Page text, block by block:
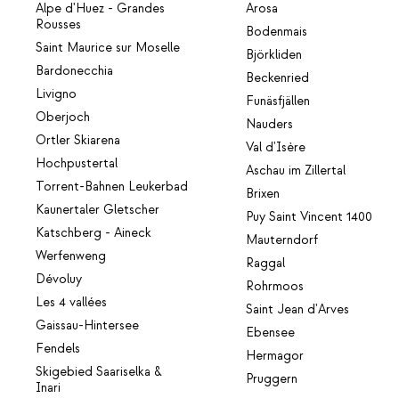
Alpe d'Huez - Grandes
Rousses
Saint Maurice sur Moselle
Bardonecchia
Livigno
Oberjoch
Ortler Skiarena
Hochpustertal
Torrent-Bahnen Leukerbad
Kaunertaler Gletscher
Katschberg - Aineck
Werfenweng
Dévoluy
Les 4 vallées
Gaissau-Hintersee
Fendels
Skigebied Saariselka &
Inari
Arosa
Bodenmais
Björkliden
Beckenried
Funäsfjällen
Nauders
Val d'Isère
Aschau im Zillertal
Brixen
Puy Saint Vincent 1400
Mauterndorf
Raggal
Rohrmoos
Saint Jean d'Arves
Ebensee
Hermagor
Pruggern